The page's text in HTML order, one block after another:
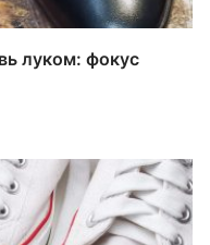
луком: фокус